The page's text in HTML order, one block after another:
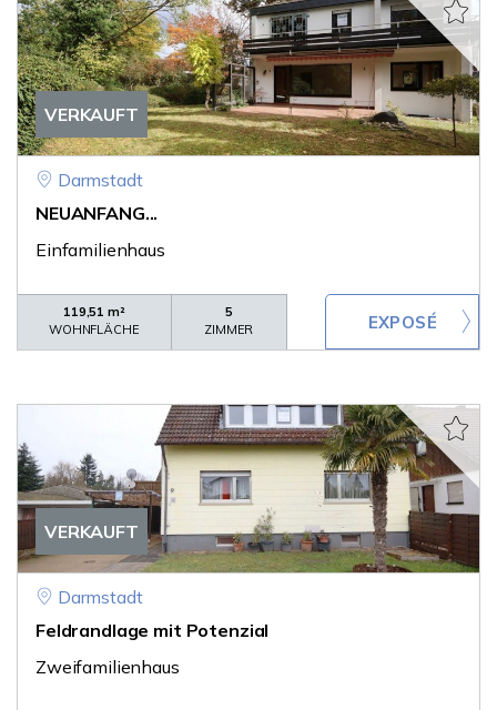
VERKAUFT
Darmstadt
NEUANFANG...
Einfamilienhaus
119,51 m²
WOHNFLÄCHE
5
ZIMMER
VERKAUFT
Darmstadt
Feldrandlage mit Potenzial
Zweifamilienhaus